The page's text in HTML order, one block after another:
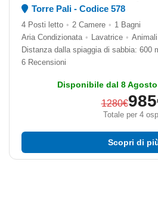
Torre Pali - Codice 578
4 Posti letto • 2 Camere • 1 Bagni
Aria Condizionata • Lavatrice •
Distanza dalla spiaggia di sabbia: 600
6 Recensioni
Disponibile dal 8
1280€
Totale per 4
Scopri di